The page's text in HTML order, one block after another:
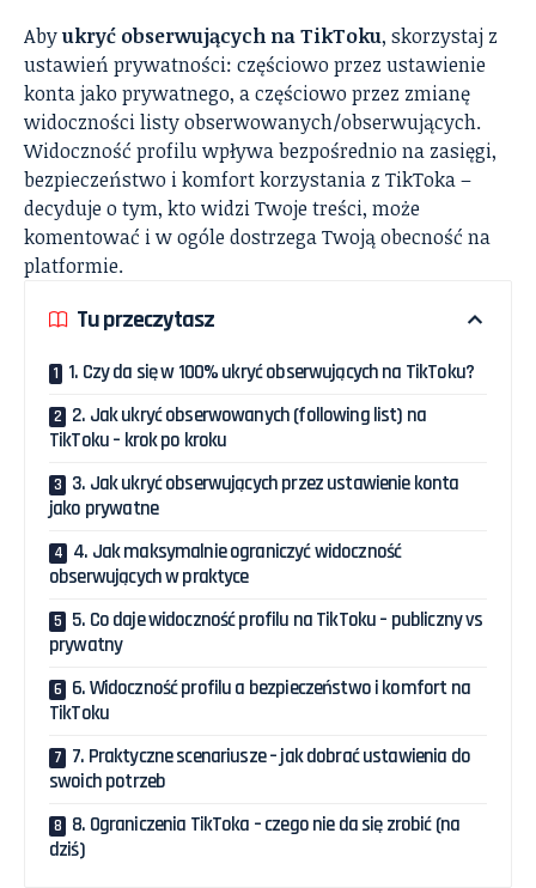
Abyukryć obserwujących na TikToku, skorzystaj z
ustawień prywatności: częściowo przez ustawienie
konta jako prywatnego, a częściowo przez zmianę
widoczności listy obserwowanych/obserwujących.
Widoczność profilu wpływa bezpośrednio na zasięgi,
bezpieczeństwo i komfort korzystania z TikToka –
decyduje o tym, kto widzi Twoje treści, może
komentować i w ogóle dostrzega Twoją obecność na
platformie.
Tu przeczytasz
1. Czy da się w 100% ukryć obserwujących na TikToku?
2. Jak ukryć obserwowanych (following list) na
TikToku – krok po kroku
3. Jak ukryć obserwujących przez ustawienie konta
jako prywatne
4. Jak maksymalnie ograniczyć widoczność
obserwujących w praktyce
5. Co daje widoczność profilu na TikToku – publiczny vs
prywatny
6. Widoczność profilu a bezpieczeństwo i komfort na
TikToku
7. Praktyczne scenariusze – jak dobrać ustawienia do
swoich potrzeb
8. Ograniczenia TikToka – czego nie da się zrobić (na
dziś)